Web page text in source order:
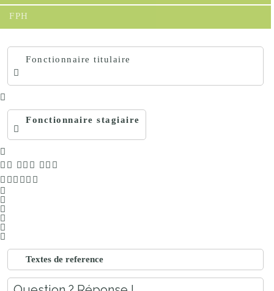
FPH
Fonctionnaire titulaire
Fonctionnaire stagiaire
Textes de reference